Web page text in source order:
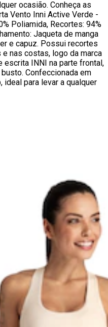
ocasião. Conheça as
Vento Inni Active Verde -
Poliamida, Recortes: 94%
Jaqueta de manga
e capuz. Possui recortes
nas costas, logo da marca
escrita INNI na parte frontal,
Confeccionada em
para levar a qualquer